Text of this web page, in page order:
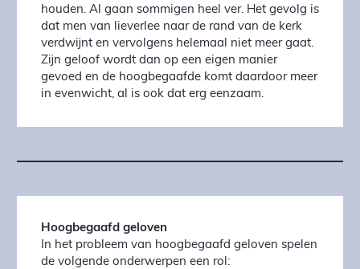
houden. Al gaan sommigen heel ver. Het gevolg is
dat men van lieverlee naar de rand van de kerk
verdwijnt en vervolgens helemaal niet meer gaat.
Zijn geloof wordt dan op een eigen manier
gevoed en de hoogbegaafde komt daardoor meer
in evenwicht, al is ook dat erg eenzaam.
Hoogbegaafd geloven
In het probleem van hoogbegaafd geloven spelen
de volgende onderwerpen een rol: